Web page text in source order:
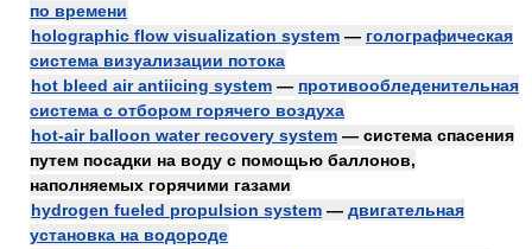
по времени
holographic flow visualization system — голографическая
система визуализации потока
hot bleed air antiicing system — противообледенительная
система с отбором горячего воздуха
hot-air balloon water recovery system — система спасения
путем посадки на воду с помощью баллонов,
наполняемых горячими газами
hydrogen fueled propulsion system — двигательная
установка на водороде